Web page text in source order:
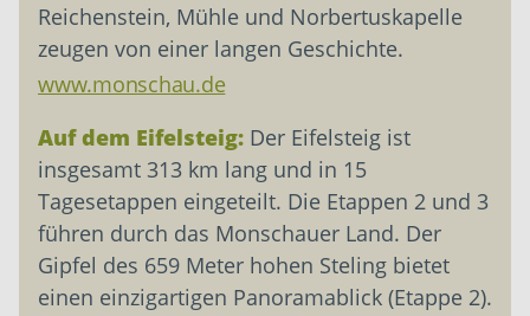
Reichenstein, Mühle und Norbertuskapelle
zeugen von einer langen Geschichte.
www.monschau.de
Auf dem Eifelsteig: Der Eifelsteig ist
insgesamt 313 km lang und in 15
Tagesetappen eingeteilt. Die Etappen 2 und 3
führen durch das Monschauer Land. Der
Gipfel des 659 Meter hohen Steling bietet
einen einzigartigen Panoramablick (Etappe 2).